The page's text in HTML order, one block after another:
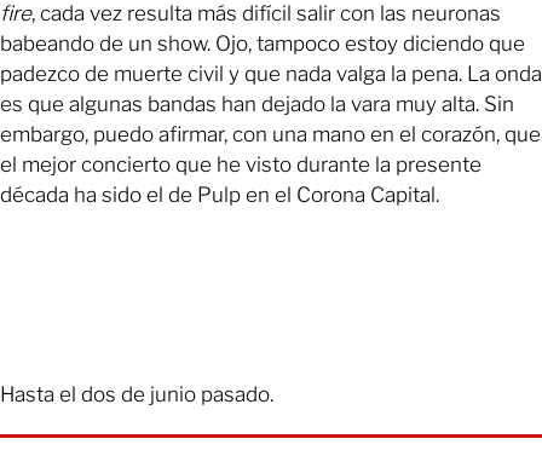
fire, cada vez resulta más difícil salir con las neuronas
babeando de un show. Ojo, tampoco estoy diciendo que
padezco de muerte civil y que nada valga la pena. La onda
es que algunas bandas han dejado la vara muy alta. Sin
embargo, puedo afirmar, con una mano en el corazón, que
el mejor concierto que he visto durante la presente
década ha sido el de Pulp en el Corona Capital.
Hasta el dos de junio pasado.